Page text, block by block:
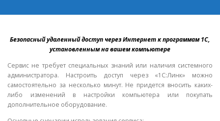
КОНТАКТЫ
Безопасный удаленный доступ через Интернет к программам 1С,
установленным на вашем компьютере
Сервис не требует специальных знаний или наличия системного
администратора. Настроить доступ через «1С:Линк» можно
самостоятельно за несколько минут. Не придется вносить каких-
либо изменений в настройки компьютера или покупать
дополнительное оборудование.